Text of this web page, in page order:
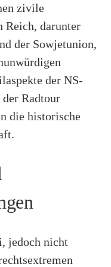
zivile
Reich, darunter
der Sowjetunion,
der NS-
Radtour
die historische
jedoch nicht